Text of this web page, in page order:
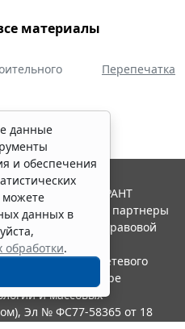
материалы
Перепечатка
данные
и обеспечения
можете
данных в
обработки.
Система ГАРАНТ
"Гарант" и ее партнеры
ассоциации правовой
в качестве сетевого
по надзору в сфере
и массовых
Эл № ФС77-58365 от 18